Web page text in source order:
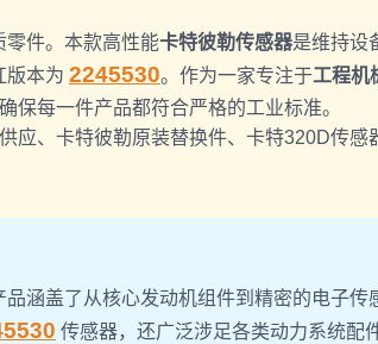
零件。本款高性能卡特彼勒传感器是维持设
版本为 2245530。作为一家专注于工程机
保每一件产品都符合严格的工业标准。
应、卡特彼勒原装替换件、卡特320D传感
涵盖了从核心发动机组件到精密的电子传
传感器，还广泛涉足各类动力系统配件